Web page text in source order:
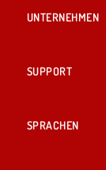
UNTERNEHMEN
SUPPORT
SPRACHEN